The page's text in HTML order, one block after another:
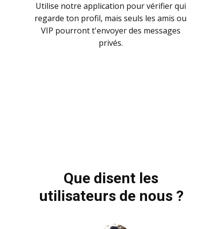
Utilise notre application pour vérifier qui
regarde ton profil, mais seuls les amis ou
VIP pourront t'envoyer des messages
privés.
Que disent les
utilisateurs de nous ?